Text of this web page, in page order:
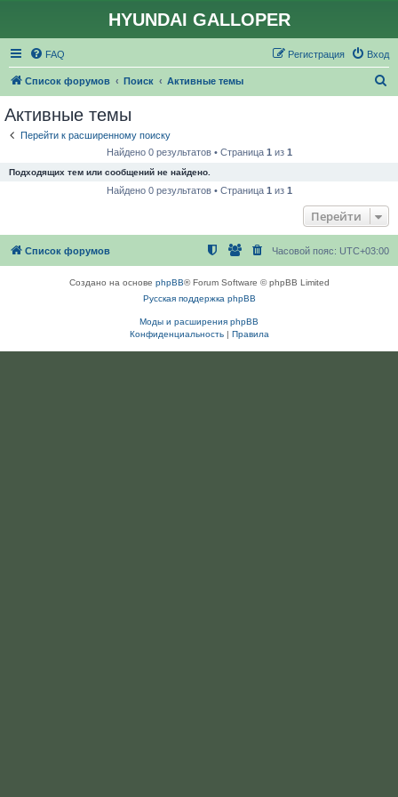
HYUNDAI GALLOPER
FAQ Вход
Регистрация
Список форумов Поиск Активные темы
Активные темы
Перейти к расширенному поиску
Найдено 0 результатов • Страница 1 из 1
Подходящих тем или сообщений не найдено.
Найдено 0 результатов • Страница 1 из 1
Перейти
Список форумов Часовой пояс: UTC+03:00
Создано на основе phpBB® Forum Software © phpBB Limited
Русская поддержка phpBB
Моды и расширения phpBB
Конфиденциальность| Правила